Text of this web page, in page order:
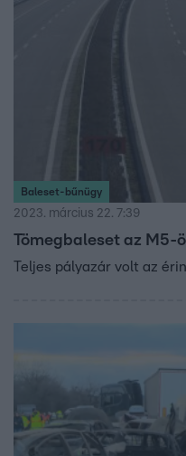
Baleset-bűnügy
2023. március 22. 7:39
Tömegbaleset az M5-
Teljes pályazár volt az